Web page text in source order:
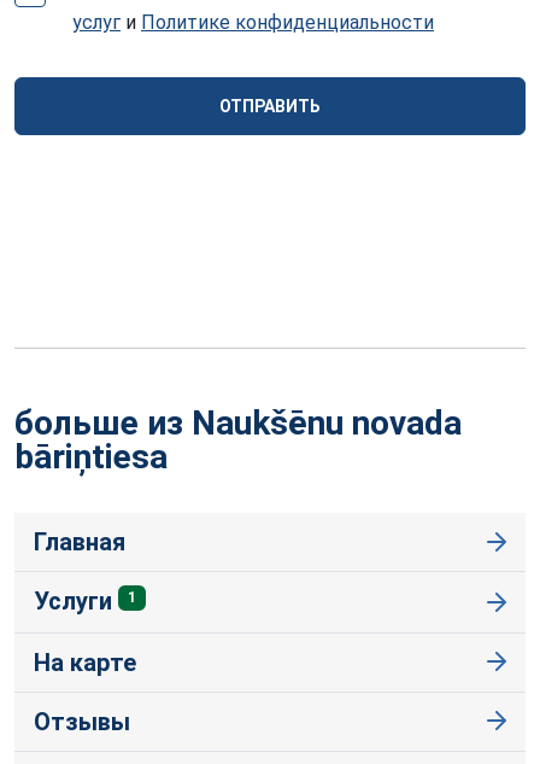
услуг и Политике конфиденциальности
ОТПРАВИТЬ
больше из Naukšēnu novada
bāriņtiesa
Главная
Услуги 1
На карте
Отзывы